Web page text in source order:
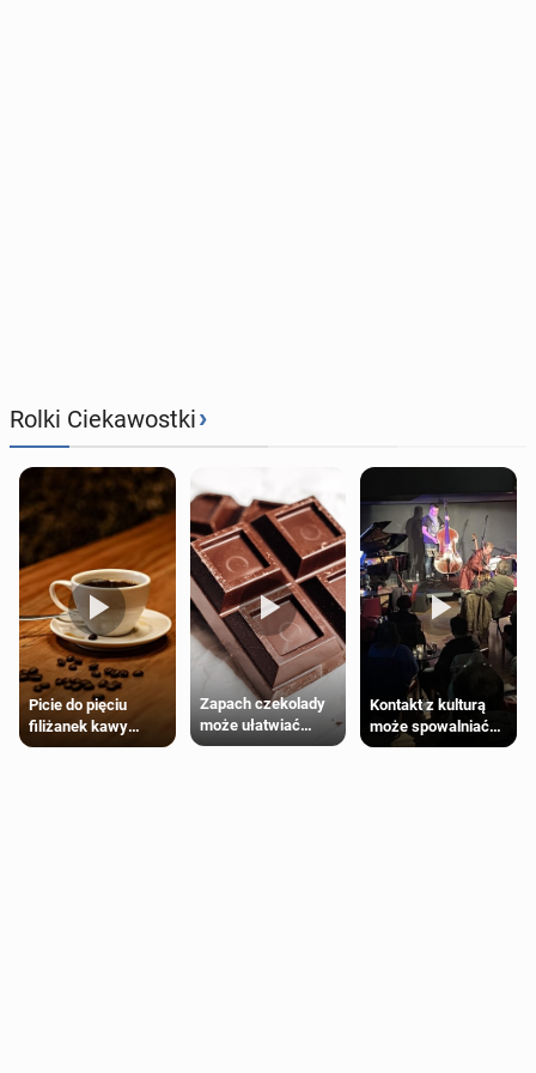
Rolki Ciekawostki›
Picie do pięciu
filiżanek kawy
dziennie jest
Zapach czekolady
może ułatwiać
trening siłowy
Kontakt z kulturą
może spowalniać
starzenie